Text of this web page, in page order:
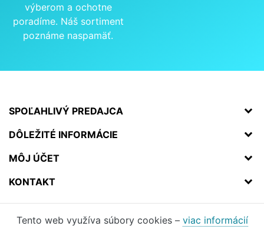
výberom a ochotne
poradíme. Náš sortiment
poznáme naspamäť.
SPOĽAHLIVÝ PREDAJCA
DÔLEŽITÉ INFORMÁCIE
MÔJ ÚČET
KONTAKT
Tento web využíva súbory cookies – viac informácií